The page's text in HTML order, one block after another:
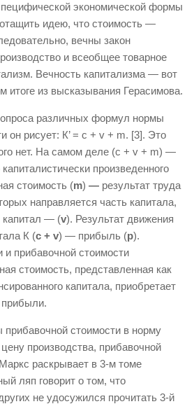
экономической формы
идею, что стоимость —
вечны закон
и всеобщее товарное
Вечность капитализма — вот
итоге из высказывания Герасимова.
различных формул нормы
он рисует: К’ = с + v + m. [3]. Это
нет. На самом деле (с + v + m) —
произведенного
стоимость (m) — результат труда
направляется часть капитала,
капитал — (v). Результат движения
К (c + v) — прибыль (р).
прибавочной стоимости
стоимость, представленная как
капитала, приобретает
стоимости в норму
производства, прибавочной
раскрывает в 3-м томе
ляп говорит о том, что
не удосужился прочитать 3-й